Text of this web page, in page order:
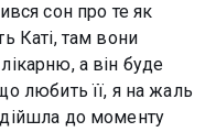
сон про те як
Каті, там вони
а він буде
любить її, я на жаль
до моменту